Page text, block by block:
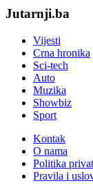
Jutarnji.ba
Vijesti
Crna hronika
Sci-tech
Auto
Muzika
Showbiz
Sport
Kontak
O nama
Politika
Pravila i